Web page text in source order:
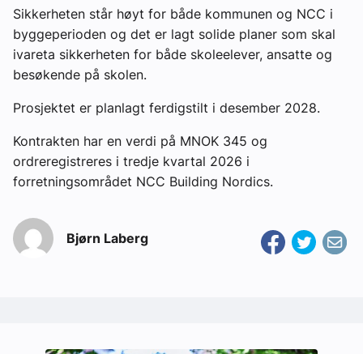
Sikkerheten står høyt for både kommunen og NCC i
byggeperioden og det er lagt solide planer som skal
ivareta sikkerheten for både skoleelever, ansatte og
besøkende på skolen.
Prosjektet er planlagt ferdigstilt i desember 2028.
Kontrakten har en verdi på MNOK 345 og
ordreregistreres i tredje kvartal 2026 i
forretningsområdet NCC Building Nordics.
Bjørn Laberg